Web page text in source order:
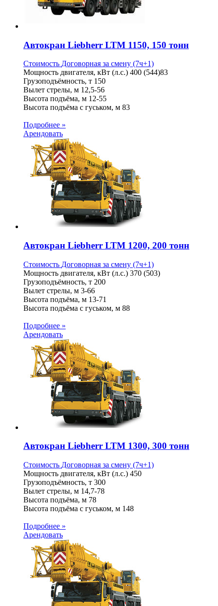
Автокран Liebherr LTM 1150, 150 тонн
Стоимость Договорная за смену (7ч+1)
Мощность двигателя, кВт (л.с.) 400 (544)83
Грузоподъёмность, т 150
Вылет стрелы, м 12,5-56
Высота подъёма, м 12-55
Высота подъёма с гуськом, м 83
Подробнее »
Арендовать
Автокран Liebherr LTM 1200, 200 тонн
Стоимость Договорная за смену (7ч+1)
Мощность двигателя, кВт (л.с.) 370 (503)
Грузоподъёмность, т 200
Вылет стрелы, м 3-66
Высота подъёма, м 13-71
Высота подъёма с гуськом, м 88
Подробнее »
Арендовать
Автокран Liebherr LTM 1300, 300 тонн
Стоимость Договорная за смену (7ч+1)
Мощность двигателя, кВт (л.с.) 450
Грузоподъёмность, т 300
Вылет стрелы, м 14,7-78
Высота подъёма, м 78
Высота подъёма с гуськом, м 148
Подробнее »
Арендовать